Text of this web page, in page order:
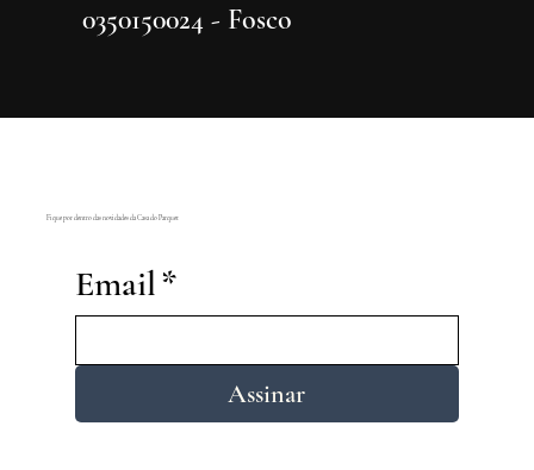
0350150024 - Fosco
Email*
Assinar
Fique por dentro das novidades da Casa do Parquet